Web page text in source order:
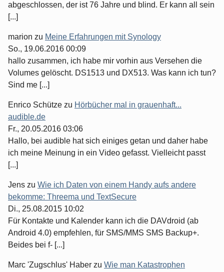
abgeschlossen, der ist 76 Jahre und blind. Er kann all sein
[...]
marion zu Meine Erfahrungen mit Synology
So., 19.06.2016 00:09
hallo zusammen, ich habe mir vorhin aus Versehen die
Volumes gelöscht. DS1513 und DX513. Was kann ich tun?
Sind me [...]
Enrico Schütze zu Hörbücher mal in grauenhaft...
audible.de
Fr., 20.05.2016 03:06
Hallo, bei audible hat sich einiges getan und daher habe
ich meine Meinung in ein Video gefasst. Vielleicht passt
[...]
Jens zu Wie ich Daten von einem Handy aufs andere
bekomme: Threema und TextSecure
Di., 25.08.2015 10:02
Für Kontakte und Kalender kann ich die DAVdroid (ab
Android 4.0) empfehlen, für SMS/MMS SMS Backup+.
Beides bei f- [...]
Marc 'Zugschlus' Haber zu Wie man Katastrophen